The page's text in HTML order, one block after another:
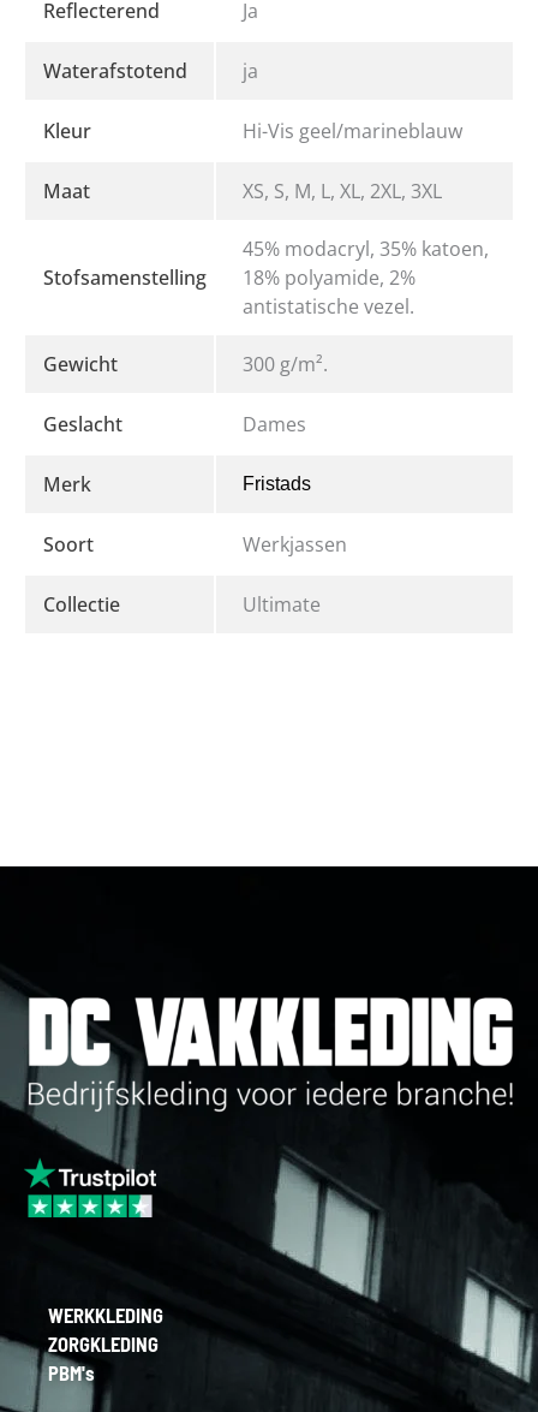
Reflecterend Ja
Waterafstotend ja
Kleur Hi-Vis geel/marineblauw
Maat XS, S, M, L, XL, 2XL, 3XL
Stofsamenstelling
45% modacryl, 35% katoen,
18% polyamide, 2%
antistatische vezel.
Gewicht 300 g/m².
Geslacht Dames
Merk Fristads
Soort Werkjassen
Collectie Ultimate
WERKKLEDING
ZORGKLEDING
PBM's